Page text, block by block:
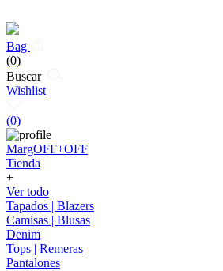
Bag
(0)
Buscar
Wishlist
(0)
MargOFF+OFF
Tienda
+
Ver todo
Tapados | Blazers
Camisas | Blusas
Denim
Tops | Remeras
Pantalones